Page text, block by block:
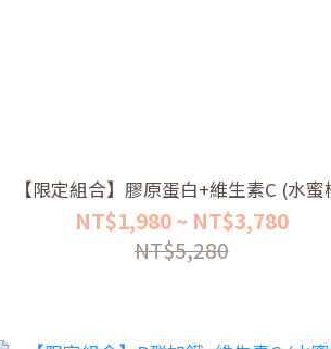
【限定組合】膠原蛋白+維生素C (水蜜
NT$1,980 ~ NT$3,780
NT$5,280